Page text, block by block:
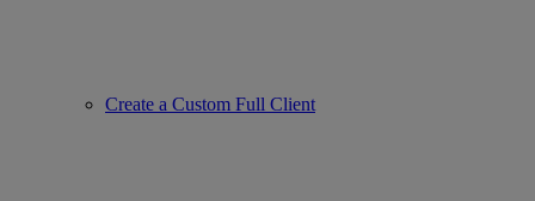
Create a Custom Full Client